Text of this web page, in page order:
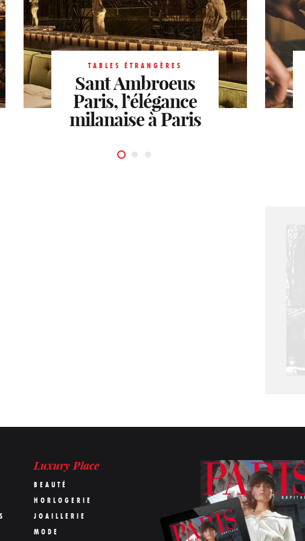
TABLES ÉTRANGÈRES
Sant Ambroeus
Paris, l’élégance
milanaise à Paris
TABLES ÉTRANGÈRES
Japon Impérial et
gastronomie
contemporaine
TABLES ÉTRANGÈRES
Le Patio de l’Hôtel
de Sers
Luxury Place
BEAUTÉ
HORLOGERIE
JOAILLERIE
MODE